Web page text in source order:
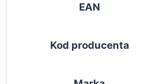
EAN
Kod producenta